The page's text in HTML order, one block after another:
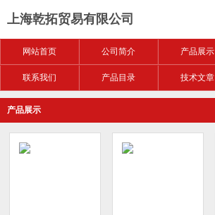
上海乾拓贸易有限公司
网站首页 公司简介 产品展示
联系我们 产品目录 技术文章
产品展示